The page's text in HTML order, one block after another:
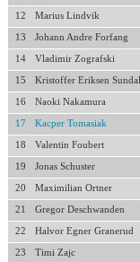
12 Marius Lindvik
13 Johann Andre Forfang
14 Vladimir Zografski
15 Kristoffer Eriksen Sundal
16 Naoki Nakamura
17 Kacper Tomasiak
18 Valentin Foubert
19 Jonas Schuster
20 Maximilian Ortner
21 Gregor Deschwanden
22 Halvor Egner Granerud
23 Timi Zajc